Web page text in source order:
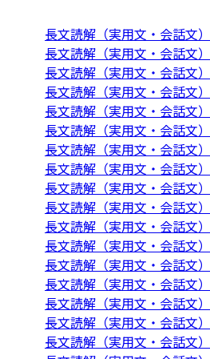
長文読解（実用文・会話文
長文読解（実用文・会話文
長文読解（実用文・会話文
長文読解（実用文・会話文
長文読解（実用文・会話文
長文読解（実用文・会話文
長文読解（実用文・会話文
長文読解（実用文・会話文
長文読解（実用文・会話文
長文読解（実用文・会話文
長文読解（実用文・会話文
長文読解（実用文・会話文
長文読解（実用文・会話文
長文読解（実用文・会話文
長文読解（実用文・会話文
長文読解（実用文・会話文
長文読解（実用文・会話文